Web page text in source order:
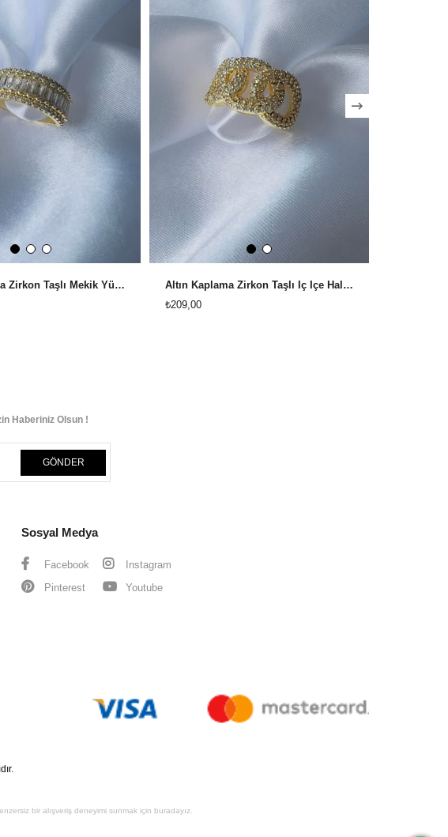
Altın Kaplama Zirkon Taşlı Mekik Yüzük
Altın Kaplama Zirkon Taşlı İç İçe Halka Yüzük
₺209,00
Haberiniz Olsun !
GÖNDER
Sosyal Medya
Facebook
Instagram
Pinterest
Youtube
bir alışveriş deneyimi sunmak için buradayız.